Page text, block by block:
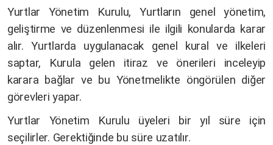
Yurtlar Yönetim Kurulu, Yurtların genel yönetim,
geliştirme ve düzenlenmesi ile ilgili konularda karar
alır. Yurtlarda uygulanacak genel kural ve ilkeleri
saptar, Kurula gelen itiraz ve önerileri inceleyip
karara bağlar ve bu Yönetmelikte öngörülen diğer
görevleri yapar.
Yurtlar Yönetim Kurulu üyeleri bir yıl süre için
seçilirler. Gerektiğinde bu süre uzatılır.